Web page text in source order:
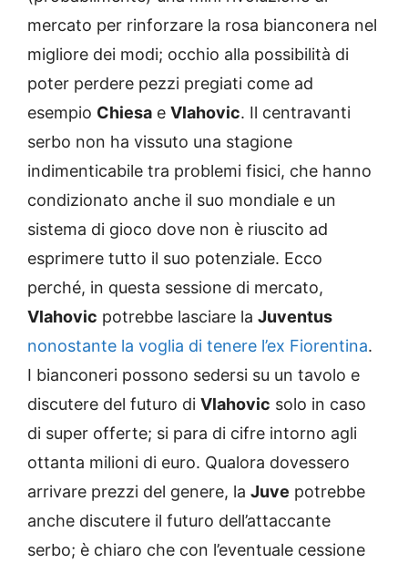
mercato per rinforzare la rosa bianconera nel
migliore dei modi; occhio alla possibilità di
poter perdere pezzi pregiati come ad
esempio Chiesa e Vlahovic. Il centravanti
serbo non ha vissuto una stagione
indimenticabile tra problemi fisici, che hanno
condizionato anche il suo mondiale e un
sistema di gioco dove non è riuscito ad
esprimere tutto il suo potenziale. Ecco
perché, in questa sessione di mercato,
Vlahovic potrebbe lasciare la Juventus
nonostante la voglia di tenere l’ex Fiorentina.
I bianconeri possono sedersi su un tavolo e
discutere del futuro di Vlahovic solo in caso
di super offerte; si para di cifre intorno agli
ottanta milioni di euro. Qualora dovessero
arrivare prezzi del genere, la Juve potrebbe
anche discutere il futuro dell’attaccante
serbo; è chiaro che con l’eventuale cessione